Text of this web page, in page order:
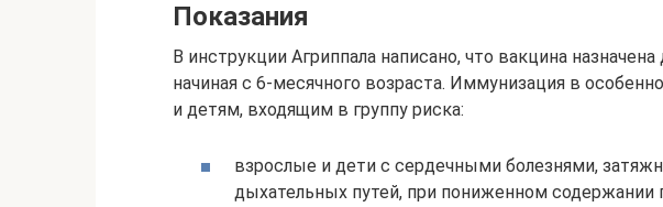
Показания
В инструкции Агриппала написано, что вакцина
начиная с 6-месячного возраста. Иммунизация в
и детям, входящим в группу риска:
взрослые и дети с сердечными болезнями,
дыхательных путей, при пониженном